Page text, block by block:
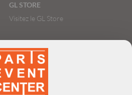
GL STORE
Visitez le GL Store